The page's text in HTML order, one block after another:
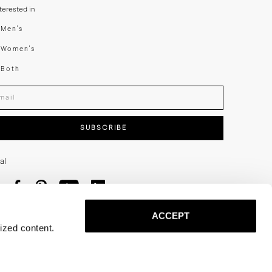
content.
ACCEPT
in
Men's
Women's
Both
your email adress
SUBSCRIBE